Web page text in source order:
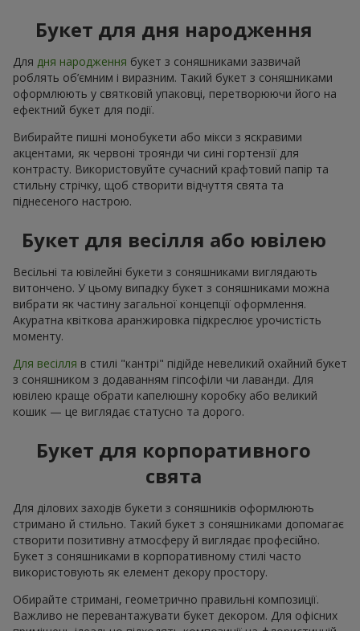
Букет для дня народження
Для дня народження букет з соняшниками зазвичай
роблять об’ємним і виразним. Такий букет з соняшниками
оформлюють у святковій упаковці, перетворюючи його на
ефектний букет для події.
Вибирайте пишні монобукети або мікси з яскравими
акцентами, як червоні троянди чи сині гортензії для
контрасту. Використовуйте сучасний крафтовий папір та
стильну стрічку, щоб створити відчуття свята та
піднесеного настрою.
Букет для весілля або ювілею
Весільні та ювілейні букети з соняшниками виглядають
витончено. У цьому випадку букет з соняшниками можна
вибрати як частину загальної концепції оформлення.
Акуратна квіткова аранжировка підкреслює урочистість
моменту.
Для весілля в стилі "кантрі" підійде невеликий охайний букет
з соняшником з додаванням гіпсофіли чи лаванди. Для
ювілею краще обрати капелюшну коробку або великий
кошик — це виглядає статусно та дорого.
Букет для корпоративного
свята
Для ділових заходів букети з соняшників оформлюють
стримано й стильно. Такий букет з соняшниками допомагає
створити позитивну атмосферу й виглядає професійно.
Букет з соняшниками в корпоративному стилі часто
використовують як елемент декору простору.
Обирайте стримані, геометрично правильні композиції.
Важливо не перевантажувати букет декором. Для офісних